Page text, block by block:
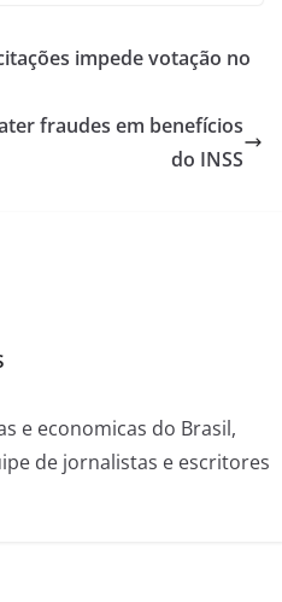
impede votação no
fraudes em benefícios
do INSS
e economicas do Brasil,
de jornalistas e escritores